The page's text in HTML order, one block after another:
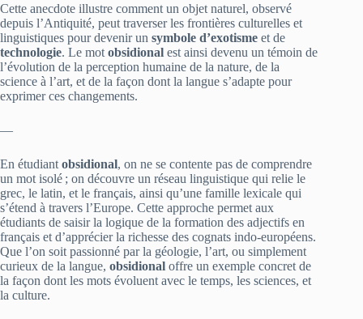
Cette anecdote illustre comment un objet naturel, observé
depuis l’Antiquité, peut traverser les frontières culturelles et
linguistiques pour devenir un symbole d’exotisme et de
technologie. Le mot obsidional est ainsi devenu un témoin de
l’évolution de la perception humaine de la nature, de la
science à l’art, et de la façon dont la langue s’adapte pour
exprimer ces changements.
—
En étudiant obsidional, on ne se contente pas de comprendre
un mot isolé ; on découvre un réseau linguistique qui relie le
grec, le latin, et le français, ainsi qu’une famille lexicale qui
s’étend à travers l’Europe. Cette approche permet aux
étudiants de saisir la logique de la formation des adjectifs en
français et d’apprécier la richesse des cognats indo‑européens.
Que l’on soit passionné par la géologie, l’art, ou simplement
curieux de la langue, obsidional offre un exemple concret de
la façon dont les mots évoluent avec le temps, les sciences, et
la culture.